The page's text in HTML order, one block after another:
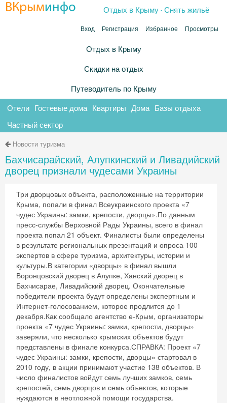
ВКрыминфо Отдых в Крыму .Снять жильё
Вход Регистрация Избранное Просмотры
Отдых в Крыму
Скидки на отдых
Путеводитель по Крыму
Отели Гостевые дома Квартиры Дома Базы отдыха
Частный сектор
Новости туризма
Бахчисарайский, Алупкинский и Ливадийский
дворец признали чудесами Украины
Три дворцовых объекта, расположенные на территории
Крыма, попали в финал Всеукраинского проекта «7
чудес Украины: замки, крепости, дворцы».По данным
пресс-службы Верховной Рады Украины, всего в финал
проекта попал 21 объект. Финалисты были определены
в результате региональных презентаций и опроса 100
экспертов в сфере туризма, архитектуры, истории и
культуры.В категории «дворцы» в финал вышли
Воронцовский дворец в Алупке, Ханский дворец в
Бахчисарае, Ливадийский дворец. Окончательные
победители проекта будут определены экспертным и
Интернет-голосованием, которое продлится до 1
декабря.Как сообщало агентство е-Крым, организаторы
проекта «7 чудес Украины: замки, крепости, дворцы»
заверяли, что несколько крымских объектов будут
представлены в финале конкурса.СПРАВКА: Проект «7
чудес Украины: замки, крепости, дворцы» стартовал в
2010 году, в акции принимают участие 138 объектов. В
число финалистов войдут семь лучших замков, семь
крепостей, семь дворцов и семь объектов, которые
нуждаются в неотложной помощи государства.